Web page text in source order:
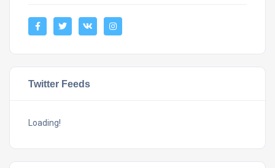
Twitter Feeds
Loading!